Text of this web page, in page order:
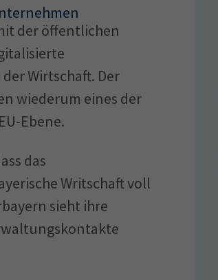
der öffentlichen
Wirtschaft. Der
wiederum eines der
Ebene.
das
Writschaft voll
sieht ihre